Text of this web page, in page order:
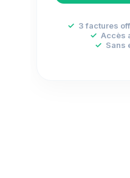
✓ 3 factures
✓ Accès
✓ Sans